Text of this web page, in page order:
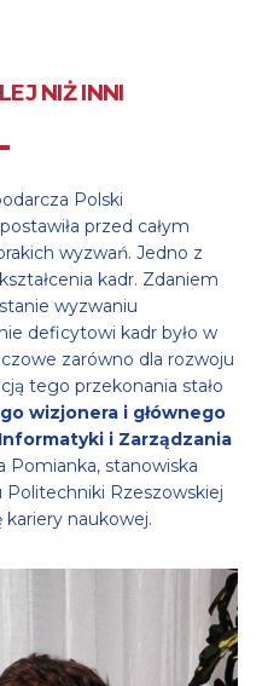
NIŻ INNI
Polski
przed całym
wyzwań. Jedno z
kadr. Zdaniem
wyzwaniu
deficytowi kadr było w
zarówno dla rozwoju
tego przekonania stało
wizjonera i głównego
i Zarządzania
Pomianka, stanowiska
Politechniki Rzeszowskiej
kariery naukowej.